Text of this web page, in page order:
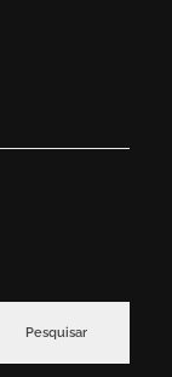
Pesquisar